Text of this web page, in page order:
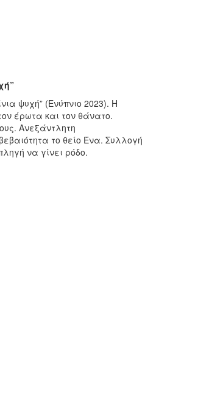
ψυχή” (Ενύπνιο 2023). Η
έρωτα και τον θάνατο.
Ανεξάντλητη
το θείο Ένα. Συλλογή
να γίνει ρόδο.